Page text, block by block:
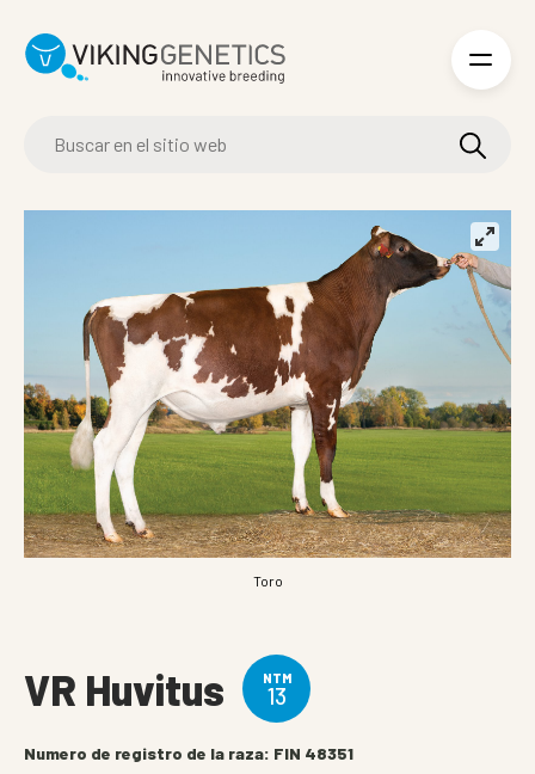
Toro
VR Huvitus NTM
13
Numero de registro de la raza: FIN 48351